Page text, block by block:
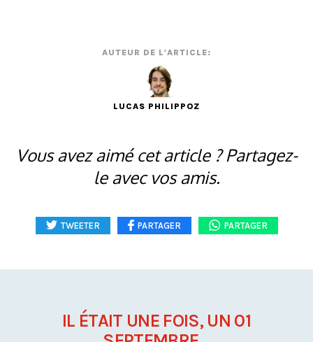
AUTEUR DE L'ARTICLE:
LUCAS PHILIPPOZ
Vous avez aimé cet article ? Partagez-
le avec vos amis.
TWEETER PARTAGER PARTAGER
IL ÉTAIT UNE FOIS, UN 01